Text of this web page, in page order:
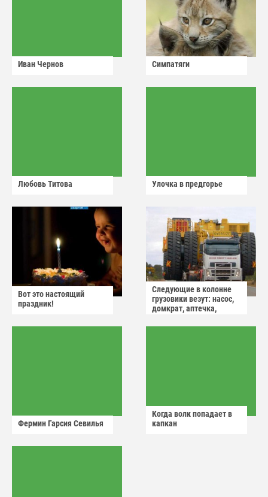
Иван Чернов Симпатяги
Любовь Титова Улочка в предгорье
Вот это настоящий
праздник!
Следующие в колонне
грузовики везут: насос,
домкрат, аптечка,
Фермин Гарсия Севилья
Когда волк попадает в
капкан